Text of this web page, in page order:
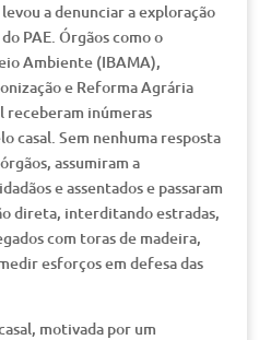
a denunciar a exploração
PAE. Órgãos como o
Ambiente (IBAMA),
e Reforma Agrária
receberam inúmeras
casal. Sem nenhuma resposta
assumiram a
e assentados e passaram
direta, interditando estradas,
com toras de madeira,
esforços em defesa das
motivada por um